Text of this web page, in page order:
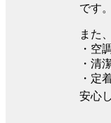
です。
また、
・空
・清
・定
安⼼